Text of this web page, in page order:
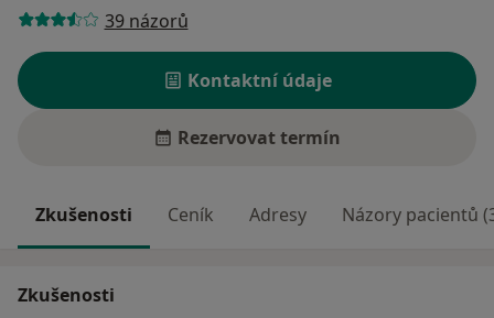
39 názorů
Kontaktní údaje
Rezervovat termín
Zkušenosti Ceník Adresy Názory pacientů
Zkušenosti